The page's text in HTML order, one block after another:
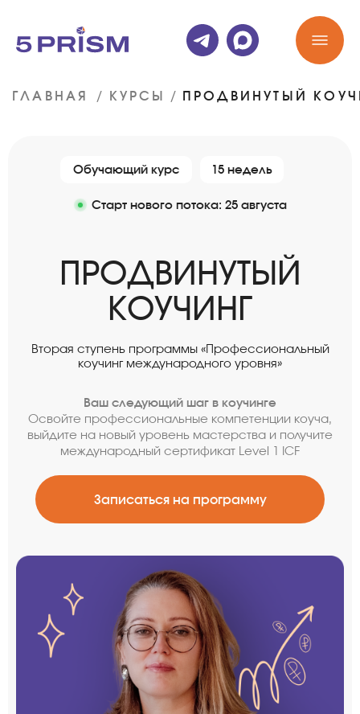
ГЛАВНАЯ / КУРСЫ / ПРОДВИНУТЫЙ
Обучающий курс 15 недель
Старт нового потока: 25 августа
ПРОДВИНУТЫЙ
КОУЧИНГ
Вторая ступень программы «Профессиональный
коучинг международного уровня»
Ваш следующий шаг в коучинге
Освойте профессиональные компетенции коуча,
выйдите на новый уровень мастерства и получите
международный сертификат Level 1 ICF
Записаться на программу